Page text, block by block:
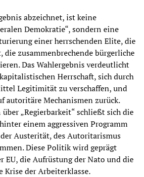
abzeichnet, ist keine
Demokratie“, sondern eine
einer herrschenden Elite, die
die zusammenbrechende bürgerliche
Das Wahlergebnis verdeutlicht
Herrschaft, sich durch
Legitimität zu verschaffen, und
autoritäre Mechanismen zurück.
„Regierbarkeit“ schließt sich die
einem aggressiven Programm
Austerität, des Autoritarismus
Diese Politik wird geprägt
EU, die Aufrüstung der Nato und die
Krise der Arbeiterklasse.